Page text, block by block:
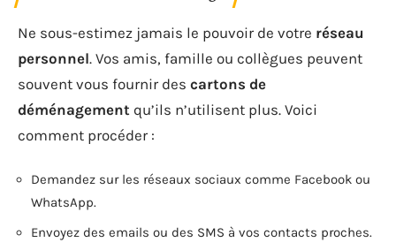
Ne sous-estimez jamais le pouvoir de votre réseau
personnel. Vos amis, famille ou collègues peuvent
souvent vous fournir des cartons de
déménagement qu’ils n’utilisent plus. Voici
comment procéder :
Demandez sur les réseaux sociaux comme Facebook ou
WhatsApp.
Envoyez des emails ou des SMS à vos contacts proches.